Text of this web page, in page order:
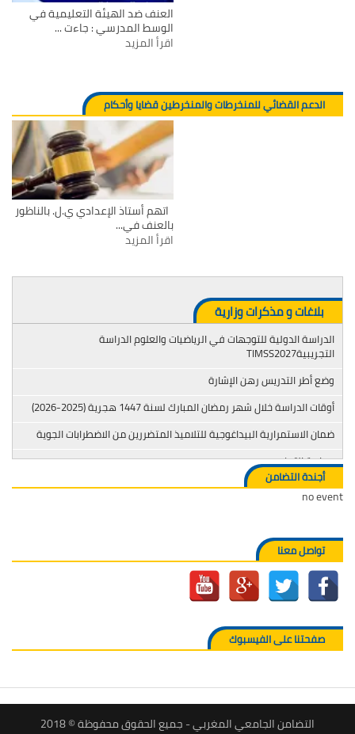
العنف ضد الهيئة التعليمية في
الوسط المدرسي : جاءت ...
اقرأ المزيد
الدعم القضائي للمنخرطات والمنخرطين قضايا وأحكام
اتهم أستاذ الإعدادي ي.ل. بالناظور
بالعنف في...
اقرأ المزيد
بلاغات و مذكرات وزارية
الدراسة الدولية للتوجهات في الرياضيات والعلوم الدراسة
التجريبيةTIMSS2027
وضع أطر التدريس رهن الإشارة
أوقات الدراسة خلال شهر رمضان المبارك لسنة 1447 هجرية (2025-2026)
ضمان الاستمرارية البيداغوجية للتلاميذ المتضررين من الاضطرابات الجوية
محاربة التدخين
أجندة التضامن
no event
تواصل معنا
صفحتنا على الفيسبوك
التضامن الجامعي المغربي - جميع الحقوق محفوظة © 2018